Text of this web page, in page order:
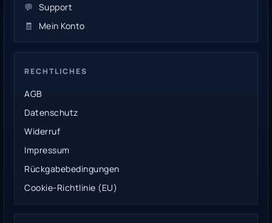
💬 Support
🧾
Mein Konto
RECHTLICHES
AGB
Datenschutz
Widerruf
Impressum
Rückgabebedingungen
Cookie-Richtlinie (EU)